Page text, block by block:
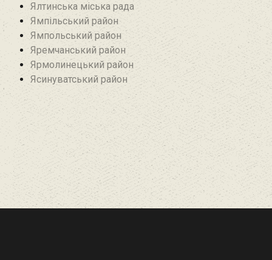
Ялтинська міська рада
Ямпільський район
Ямпольський район
Яремчанський район
Ярмолинецький район
Ясинуватський район